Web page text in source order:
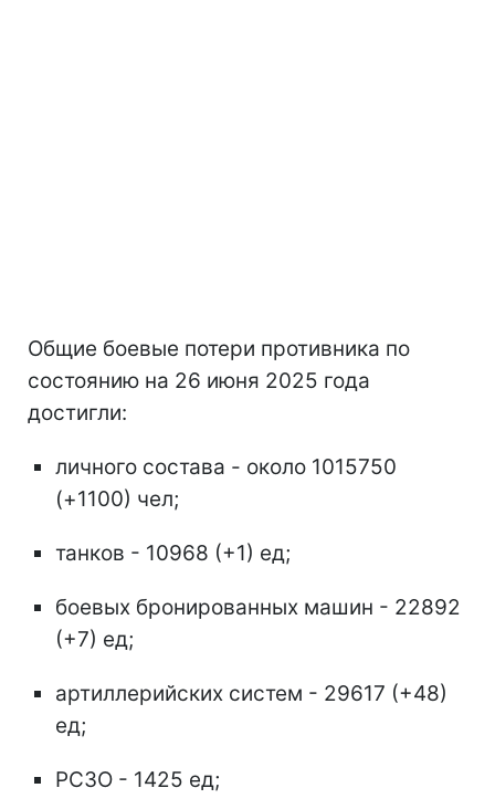
Общие боевые потери противника по
состоянию на 26 июня 2025 года
достигли:
личного состава - около 1015750
(+1100) чел;
танков - 10968 (+1) ед;
боевых бронированных машин - 22892
(+7) ед;
артиллерийских систем - 29617 (+48)
ед;
РСЗО - 1425 ед;